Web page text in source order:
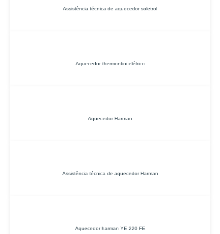
Assistência técnica de aquecedor soletrol
Aquecedor thermontini elétrico
Aquecedor Harman
Assistência técnica de aquecedor Harman
Aquecedor harman YE 220 FE